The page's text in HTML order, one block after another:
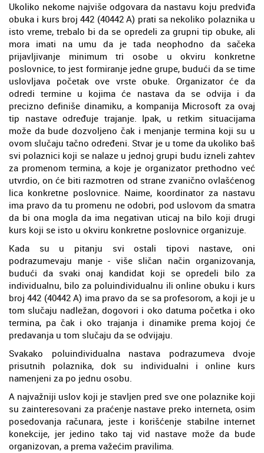
Ukoliko nekome najviše odgovara da nastavu koju predviđa
obuka i kurs broj 442 (40442 A) prati sa nekoliko polaznika u
isto vreme, trebalo bi da se opredeli za grupni tip obuke, ali
mora imati na umu da je tada neophodno da sačeka
prijavljivanje minimum tri osobe u okviru konkretne
poslovnice, to jest formiranje jedne grupe, budući da se time
uslovljava početak ove vrste obuke. Organizator će da
odredi termine u kojima će nastava da se odvija i da
precizno definiše dinamiku, a kompanija Microsoft za ovaj
tip nastave određuje trajanje. Ipak, u retkim situacijama
može da bude dozvoljeno čak i menjanje termina koji su u
ovom slučaju tačno određeni. Stvar je u tome da ukoliko baš
svi polaznici koji se nalaze u jednoj grupi budu izneli zahtev
za promenom termina, a koje je organizator prethodno već
utvrdio, on će biti razmotren od strane zvanično ovlašćenog
lica konkretne poslovnice. Naime, koordinator za nastavu
ima pravo da tu promenu ne odobri, pod uslovom da smatra
da bi ona mogla da ima negativan uticaj na bilo koji drugi
kurs koji se isto u okviru konkretne poslovnice organizuje.
Kada su u pitanju svi ostali tipovi nastave, oni
podrazumevaju manje - više sličan način organizovanja,
budući da svaki onaj kandidat koji se opredeli bilo za
individualnu, bilo za poluindividualnu ili online obuku i kurs
broj 442 (40442 A) ima pravo da se sa profesorom, a koji je u
tom slučaju nadležan, dogovori i oko datuma početka i oko
termina, pa čak i oko trajanja i dinamike prema kojoj će
predavanja u tom slučaju da se odvijaju.
Svakako poluindividualna nastava podrazumeva dvoje
prisutnih polaznika, dok su individualni i online kurs
namenjeni za po jednu osobu.
A najvažniji uslov koji je stavljen pred sve one polaznike koji
su zainteresovani za praćenje nastave preko interneta, osim
posedovanja računara, jeste i korišćenje stabilne internet
konekcije, jer jedino tako taj vid nastave može da bude
organizovan, a prema važećim pravilima.